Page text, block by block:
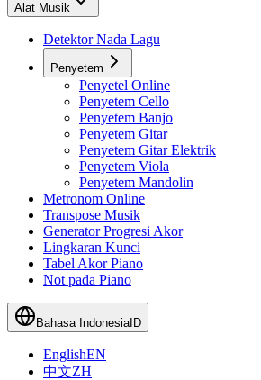
Alat Musik
Detektor Nada Lagu
Penyetem
Penyetel Online
Penyetem Cello
Penyetem Banjo
Penyetem Gitar
Penyetem Gitar Elektrik
Penyetem Viola
Penyetem Mandolin
Metronom Online
Transpose Musik
Generator Progresi Akor
Lingkaran Kunci
Tabel Akor Piano
Not pada Piano
Bahasa IndonesiaID
EnglishEN
中文ZH